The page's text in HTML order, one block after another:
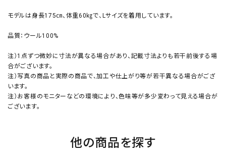
モデルは身長175㎝、体重60㎏で、Lサイズを着用しています。
品質：ウール100%
注）1点ずつ微妙に寸法が異なる場合があり、記載寸法よりも若干前後する場
合がございます。
注）写真の商品と実際の商品で、加工や仕上がり等が若干異なる場合がござ
います。
注）お客様のモニターなどの環境により、色味等が多少変わって見える場合が
ございます。
他の商品を探す